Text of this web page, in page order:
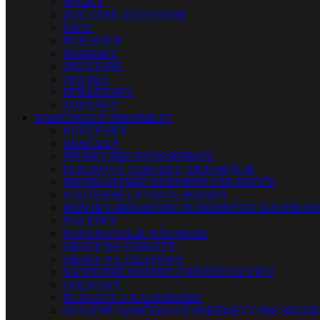
DOČASNÉ TETOVANIE
ŠÁLY
RUKAVICE
HODINKY
OKULIARE
OPASKY
PEŇAŽENKY
TOPÁNKY
DARČEKOVÉ PREDMETY
KĽÚČENKY
HRNČEKY
ŠPERKY PRE HUDOBNÍKOV
PLECHOVÉ TABUĽKY, DEKORÁCIE
MUZIKANTSKÉ HUDOBNÉ USB KĽÚČE
NÁSTENNÉ LP VINYL HODINY
REPLIKY-MINIATÚRY HUDOBNÝCH
NÁLEPKY
NAFUKOVACIE NÁSTROJE
OBALY NA TABLETY
OBALY NA TELEFÓNY
NÁSTENNÉ HODINY Z RÔZNYCH VECÍ
ODZNAKY
PLAGÁTY A KALENDÁRE
OSTATNÉ DARČEKOVÉ PREDMETY PRE